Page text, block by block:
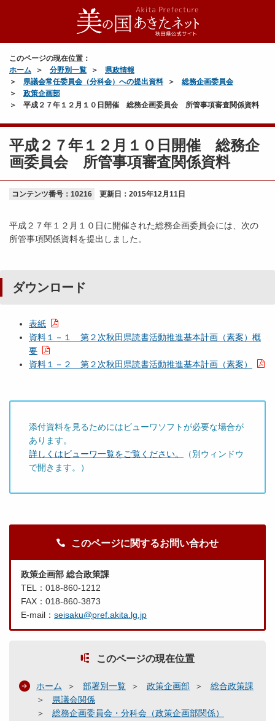
このページの現在位置：
ホーム
分野別一覧
県政情報
県議会常任委員会（分科会）への提出資料
総務企画委員会
政策企画部
平成２７年１２月１０日開催 総務企画委員会 所管事項審査関係資料
平成２７年１２月１０日開催 総務企
画委員会 所管事項審査関係資料
コンテンツ番号：10216 更新日： 2015年12月11日
平成２７年１２月１０日に開催された総務企画委員会には、次の
所管事項関係資料を提出しました。
ダウンロード
表紙
資料１－１ 第２次秋田県読書活動推進基本計画（素案）概
要
資料１－２ 第２次秋田県読書活動推進基本計画（素案）
添付資料を見るためにはビューワソフトが必要な場合が
あります。
詳しくはビューワ一覧をご覧ください。
（別ウィンドウ
で開きます。）
このページに関するお問い合わせ
政策企画部 総合政策課
TEL：018-860-1212
FAX：018-860-3873
E-mail： seisaku@pref.akita.lg.jp
このページの現在位置
ホーム 部署別一覧 政策企画部
総合政策課
県議会関係
総務企画委員会・分科会（政策企画部関係）